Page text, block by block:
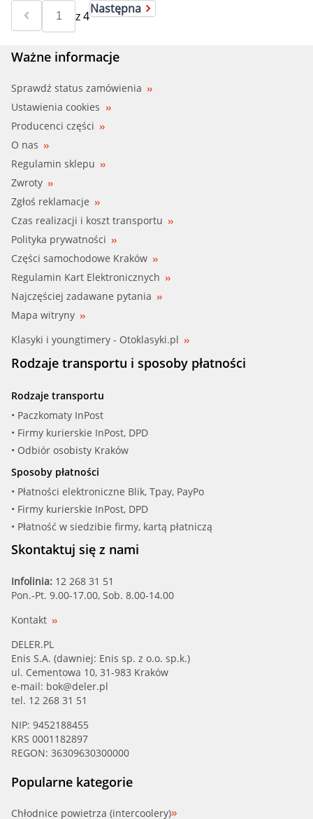
z4Następna
Ważne informacje
Sprawdź status zamówienia
Ustawienia cookies
Producenci części
O nas
Regulamin sklepu
Zwroty
Zgłoś reklamacje
Czas realizacji i koszt transportu
Polityka prywatności
Części samochodowe Kraków
Regulamin Kart Elektronicznych
Najczęściej zadawane pytania
Mapa witryny
Klasyki i youngtimery - Otoklasyki.pl
Rodzaje transportu i sposoby płatności
Rodzaje transportu
• Paczkomaty InPost
• Firmy kurierskie InPost, DPD
• Odbiór osobisty Kraków
Sposoby płatności
• Płatności elektroniczne Blik, Tpay, PayPo
• Firmy kurierskie InPost, DPD
• Płatność w siedzibie firmy, kartą płatniczą
Skontaktuj się z nami
Infolinia: 12 268 31 51
Pon.-Pt. 9.00-17.00, Sob. 8.00-14.00
Kontakt
DELER.PL
Enis S.A. (dawniej: Enis sp. z o.o. sp.k.)
ul. Cementowa 10, 31-983 Kraków
e-mail: bok@deler.pl
tel. 12 268 31 51
NIP: 9452188455
KRS 0001182897
REGON: 36309630300000
Popularne kategorie
Chłodnice powietrza (intercoolery)